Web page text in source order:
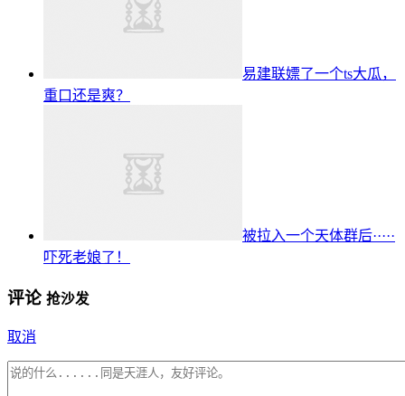
易建联嫖了一个ts大瓜，
重口还是爽？
被拉入一个天体群后·····
吓死老娘了！
评论 抢沙发
取消